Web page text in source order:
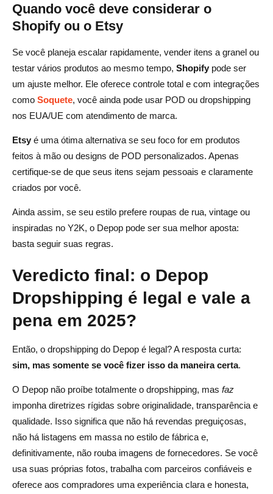
Quando você deve considerar o
Shopify ou o Etsy
Se você planeja escalar rapidamente, vender itens a granel ou
testar vários produtos ao mesmo tempo, Shopify pode ser
um ajuste melhor. Ele oferece controle total e com integrações
como Soquete, você ainda pode usar POD ou dropshipping
nos EUA/UE com atendimento de marca.
Etsy é uma ótima alternativa se seu foco for em produtos
feitos à mão ou designs de POD personalizados. Apenas
certifique-se de que seus itens sejam pessoais e claramente
criados por você.
Ainda assim, se seu estilo prefere roupas de rua, vintage ou
inspiradas no Y2K, o Depop pode ser sua melhor aposta:
basta seguir suas regras.
Veredicto final: o Depop
Dropshipping é legal e vale a
pena em 2025?
Então, o dropshipping do Depop é legal? A resposta curta:
sim, mas somente se você fizer isso da maneira certa.
O Depop não proíbe totalmente o dropshipping, mas faz
imponha diretrizes rígidas sobre originalidade, transparência e
qualidade. Isso significa que não há revendas preguiçosas,
não há listagens em massa no estilo de fábrica e,
definitivamente, não rouba imagens de fornecedores. Se você
usa suas próprias fotos, trabalha com parceiros confiáveis e
oferece aos compradores uma experiência clara e honesta,